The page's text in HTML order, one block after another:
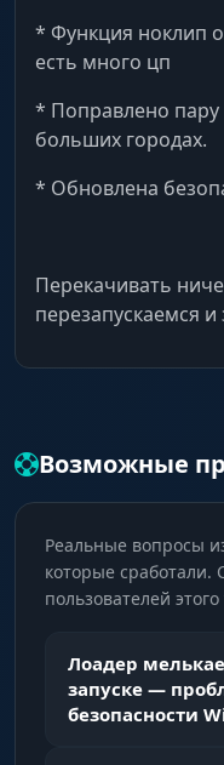
* Функция ноклип
есть много цп
* Поправлено пару
больших городах.
* Обновлена
Перекачивать
перезапускаемся и
Возможные
Реальные вопросы
которые
пользователей
Лоадер
запуске —
безопасности